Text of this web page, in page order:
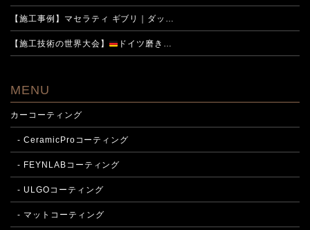
【施工事例】マセラティ ギブリ｜ダッ…
【施工技術の世界大会】 ドイツ磨き…
MENU
カーコーティング
- CeramicProコーティング
- FEYNLABコーティング
- ULGOコーティング
- マットコーティング